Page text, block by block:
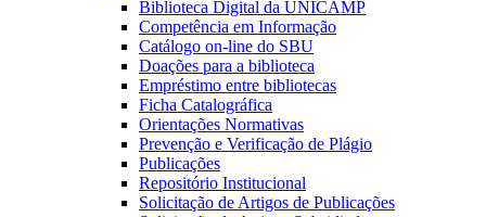
Biblioteca Digital da UNICAMP
Competência em Informação
Catálogo on-line do SBU
Doações para a biblioteca
Empréstimo entre bibliotecas
Ficha Catalográfica
Orientações Normativas
Prevenção e Verificação de Plágio
Publicações
Repositório Institucional
Solicitação de Artigos de Publicações